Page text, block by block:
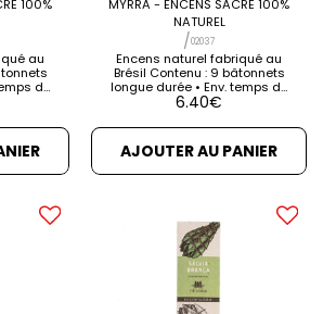
100%
au
de
force,
LES
MYRRA - ENCENS SACRÉ 100%
NATUREL
/02037
Encens naturel fabriqué au
Brésil Contenu : 9 bâtonnets
longue durée • Env. temps de
combustion : 1h 30m Fonction
fluides [...] VOIR LES DÉTAILS
VOIR LES PRODUITS
CONNEXES
6.40€
AJOUTER AU PANIER